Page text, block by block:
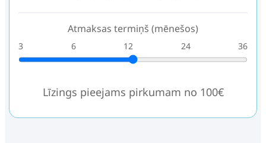
Atmaksas termiņš (mēnešos)
3 6 12 24 36
Līzings pieejams pirkumam no 100€